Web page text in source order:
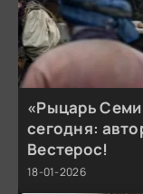
«Рыцарь Семи
сегодня:
Вестерос!
18-01-2026